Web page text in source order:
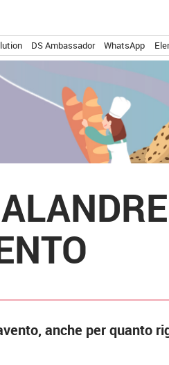
DS Ambassador WhatsApp
anche per quanto